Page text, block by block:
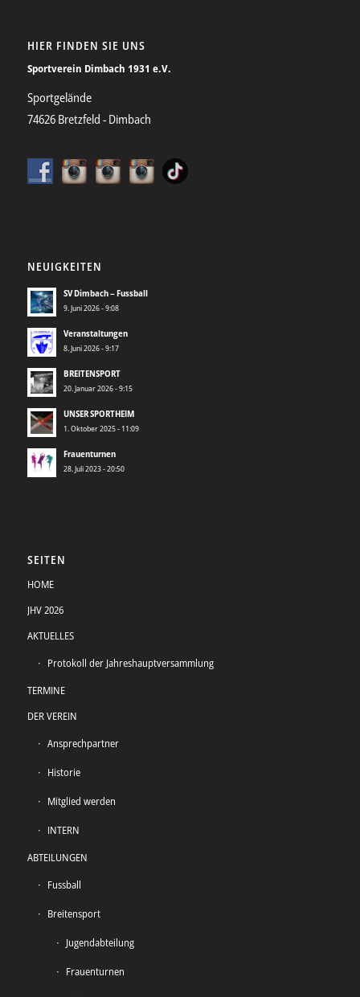
HIER FINDEN SIE UNS
Sportverein Dimbach 1931 e.V.
Sportgelände
74626 Bretzfeld - Dimbach
NEUIGKEITEN
SV Dimbach – Fussball
9. Juni 2026 - 9:08
Veranstaltungen
8. Juni 2026 - 9:17
BREITENSPORT
20. Januar 2026 - 9:15
UNSER SPORTHEIM
1. Oktober 2025 - 11:09
Frauenturnen
28. Juli 2023 - 20:50
SEITEN
HOME
JHV 2026
AKTUELLES
Protokoll der Jahreshauptversammlung
TERMINE
DER VEREIN
Ansprechpartner
Historie
Mitglied werden
INTERN
ABTEILUNGEN
Fussball
Breitensport
Jugendabteilung
Frauenturnen